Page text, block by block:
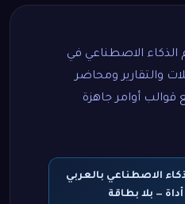
الذكاء الاصطناعي في
والتقارير ومحاضر
قوالب أوامر جاهزة
الاصطناعي بالعربي